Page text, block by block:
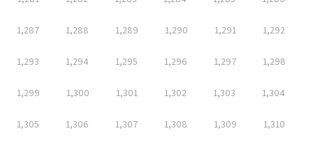
1,287 1,288 1,289 1,290 1,291 1,292
1,293 1,294 1,295 1,296 1,297 1,298
1,299 1,300 1,301 1,302 1,303 1,304
1,305 1,306 1,307 1,308 1,309 1,310